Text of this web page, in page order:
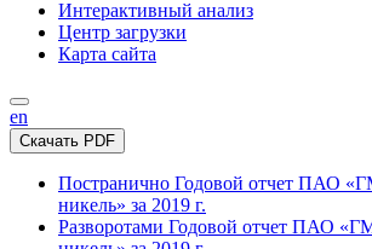
Интерактивный анализ
Центр загрузки
Карта сайта
en
Скачать PDF
Постранично Годовой отчет ПАО
никель» за 2019 г.
Разворотами Годовой отчет ПАО